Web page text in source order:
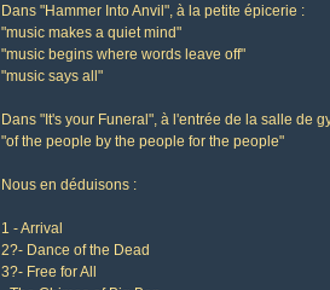
Dans "Hammer Into Anvil", à la petite épicerie :
"music makes a quiet mind"
"music begins where words leave off"
"music says all"
Dans "It's your Funeral", à l'entrée de la salle de
"of the people by the people for the people"
Nous en déduisons :
1 - Arrival
2?- Dance of the Dead
3?- Free for All